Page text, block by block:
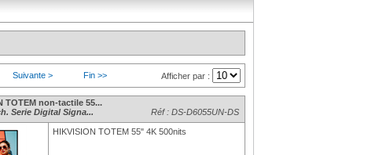
Suivante > Fin >> Afficher par :
TOTEM non-tactile 55...
Serie Digital Signa...
Réf : DS-D6055UN-DS
HIKVISION TOTEM 55" 4K 500nits